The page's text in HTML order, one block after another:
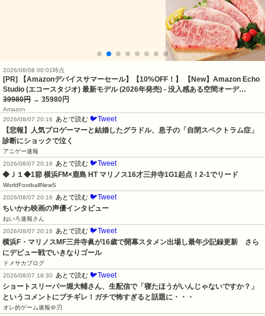
2026/08/08 00:01時点
[PR] 【Amazonデバイスサマーセール】【10%OFF！】 【New】Amazon Echo
Studio (エコースタジオ) 最新モデル (2026年発売) - 没入感ある空間オーデ…
39980円 → 35980円
Amazon
2026/08/07 20:16
あとで読む 🐦Tweet
【悲報】人気プロゲーマーと結婚したグラドル、息子の「自閉スペクトラム症」
診断にショックで泣く
アニゲー速報
2026/08/07 20:16
あとで読む 🐦Tweet
◆Ｊ１◆1節 横浜FM×鹿島 HT マリノス16才三井寺1G1起点！2-1でリード
WorldFootballNewS
2026/08/07 20:16
あとで読む 🐦Tweet
ちいかわ映画の声優インタビュー
ねいろ速報さん
2026/08/07 20:16
あとで読む 🐦Tweet
横浜F・マリノスMF三井寺眞が16歳で開幕スタメン出場し最年少記録更新　さら
にデビュー戦でいきなりゴール
ドメサカブログ
2026/08/07 18:30
あとで読む 🐦Tweet
ショートスリーパー堀大輔さん、生配信で「寝たほうがいんじゃないですか？」
というコメントにブチギレ！ガチで怖すぎると話題に・・・
オレ的ゲーム速報＠刃